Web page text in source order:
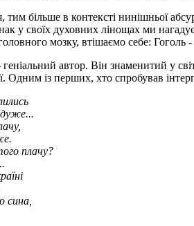
тим більше в контексті нинішньої
у своїх духовних лінощах ми
мозку, втішаємо себе: Гоголь
автор. Він знаменитий у
Одним із перших, хто спробував
плачу?
сина,